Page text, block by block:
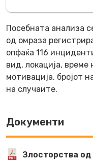
Посебната анализа
од омраза
опфаќа 116
вид, локација,
мотивација, бројот
на случаите.
Документи
Злосторства